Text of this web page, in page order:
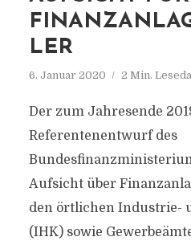
LER
6. Januar 2020 2 Min.
Der zum Jahresende
Referentenentwurf des
Aufsicht über
den örtlichen Industrie-
(IHK) sowie